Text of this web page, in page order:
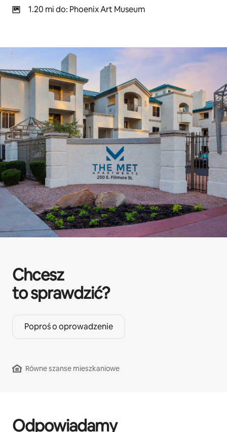
1.20 mi do: Phoenix Art Museum
Chcesz
to sprawdzić?
Poproś o oprowadzenie
Równe szanse mieszkaniowe
Odpowiadamy